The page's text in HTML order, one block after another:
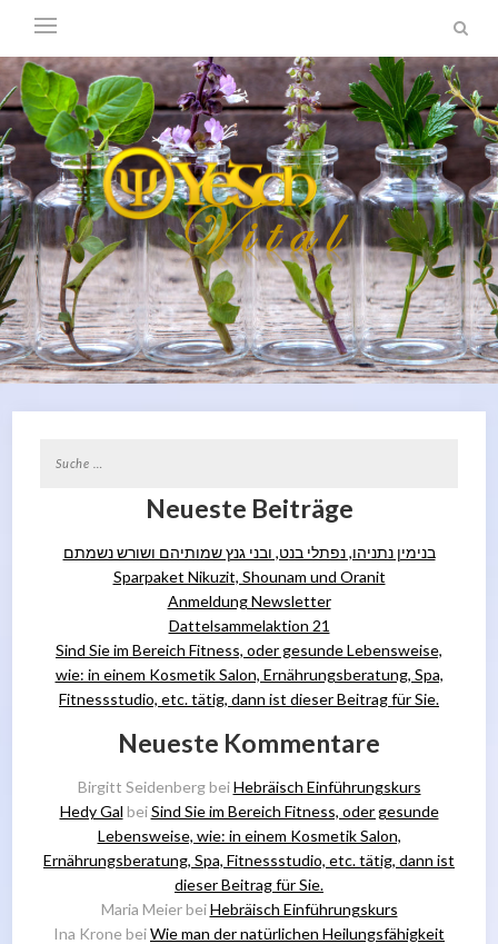
Neueste Beiträge
בנימין נתניהו, נפתלי בנט, ובני גנץ שמותיהם ושורש נשמתם
Sparpaket Nikuzit, Shounam und Oranit
Anmeldung Newsletter
Dattelsammelaktion 21
Sind Sie im Bereich Fitness, oder gesunde Lebensweise,
wie: in einem Kosmetik Salon, Ernährungsberatung, Spa,
Fitnessstudio, etc. tätig, dann ist dieser Beitrag für Sie.
Neueste Kommentare
Birgitt SeidenbergbeiHebräisch Einführungskurs
Hedy Gal beiSind Sie im Bereich Fitness, oder gesunde
Lebensweise, wie: in einem Kosmetik Salon,
Ernährungsberatung, Spa, Fitnessstudio, etc. tätig, dann ist
dieser Beitrag für Sie.
Maria MeierbeiHebräisch Einführungskurs
Ina Krone beiWie man der natürlichen Heilungsfähigkeit